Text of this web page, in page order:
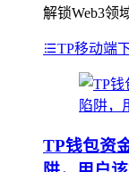
解锁Web3领
TP移动端
TP钱包资